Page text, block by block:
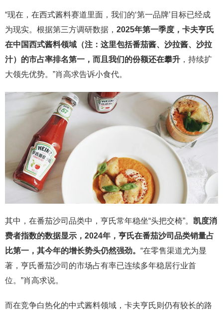
“现在，在西式酱料赛道里面，我们的‘第一品牌’目标已经成
为现实。根据第三方调研数据， 2025年第一季度，卡夫亨氏
在中国西式酱料领域（注：这里包括番茄酱、沙拉酱、沙拉
汁）的市占率排名第一，而且我们的份额还在攀升 ，持续扩
大领先优势。”肖高求告诉小食代。
其中，在番茄沙司品类中，亨氏常年稳坐“头把交椅”。 凯度消
费者指数的数据显示，2024年，亨氏在番茄沙司品类销量占
比第一，其今年的增长势头仍然强劲。 “在零售渠道尤为显
著，亨氏番茄沙司的市场占有率已连续多年稳居行业首
位。”肖高求说。
而在竞争白热化的中式酱料领域，卡夫亨氏则仍有较长的路